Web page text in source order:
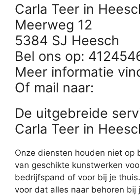
Carla Teer in
Meerweg 12
5384 SJ Heesch
Bel ons op:
Meer informatie
Of mail naar:
De uitgebreide
Carla Teer in
Onze diensten houden niet op
van geschikte kunstwerken
bedrijfspand of voor bij je
voor dat alles naar behoren bij